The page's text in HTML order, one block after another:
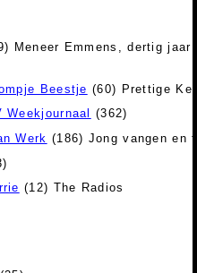
Meneer Emmens, dertig
Beestje (60) Prettige
Weekjournaal
(362)
Werk (186) Jong vangen en
(12) The Radios